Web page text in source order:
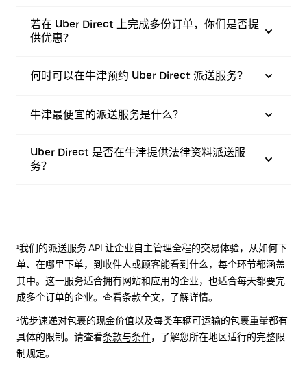
若在 Uber Direct 上完成多份订单，你们是否提
供优惠？
何时可以在牛津预约 Uber Direct 派送服务？
牛津最便宜的派送服务是什么？
Uber Direct 是否在牛津提供法律资料派送服
务？
¹我们的派送服务 API 让企业自主管理全程的交易体验，从如何下
单、在哪里下单，到收件人或顾客能看到什么，每个环节都涵盖
其中。这一服务适合拥有网站和应用的企业，也适合每天都要完
成多个订单的企业。查看条款全文，了解详情。
²优步速递对包裹的现金价值以及每类车辆可运输的包裹重量都有
具体的限制。请查看条款与条件，了解您所在地区适行的完整限
制规定。